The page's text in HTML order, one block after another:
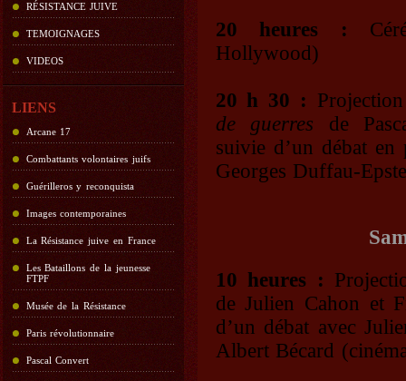
RÉSISTANCE JUIVE
TEMOIGNAGES
VIDEOS
LIENS
Arcane 17
Combattants volontaires juifs
Guérilleros y reconquista
Images contemporaines
La Résistance juive en France
Les Bataillons de la jeunesse
FTPF
Musée de la Résistance
Paris révolutionnaire
Pascal Convert
20 heures :
Hollywood)
20 h 30 :
de guerres de
suivie d’un débat en
Georges Duffau-
10 heures :
de Julien Cahon et
d’un débat avec
Albert Bécard